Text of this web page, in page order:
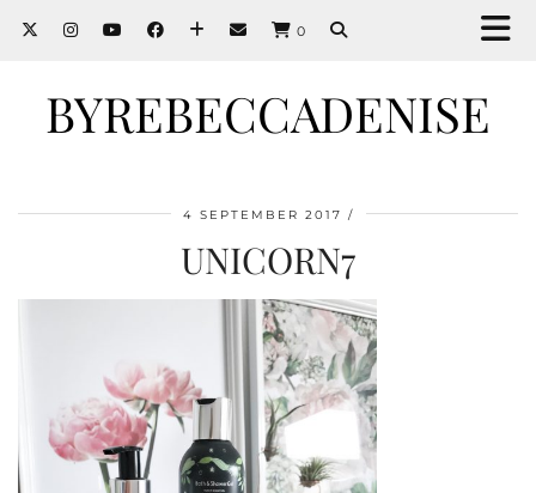
0
BYREBECCADENISE
4 SEPTEMBER 2017
UNICORN7